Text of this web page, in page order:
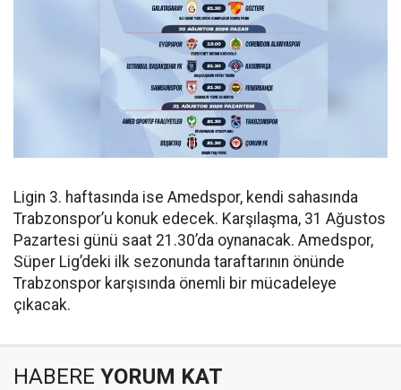
Ligin 3. haftasında ise Amedspor, kendi sahasında
Trabzonspor’u konuk edecek. Karşılaşma, 31 Ağustos
Pazartesi günü saat 21.30’da oynanacak. Amedspor,
Süper Lig’deki ilk sezonunda taraftarının önünde
Trabzonspor karşısında önemli bir mücadeleye
çıkacak.
HABERE YORUM KAT